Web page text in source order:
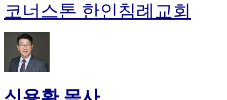
코너스톤 한인침례교회